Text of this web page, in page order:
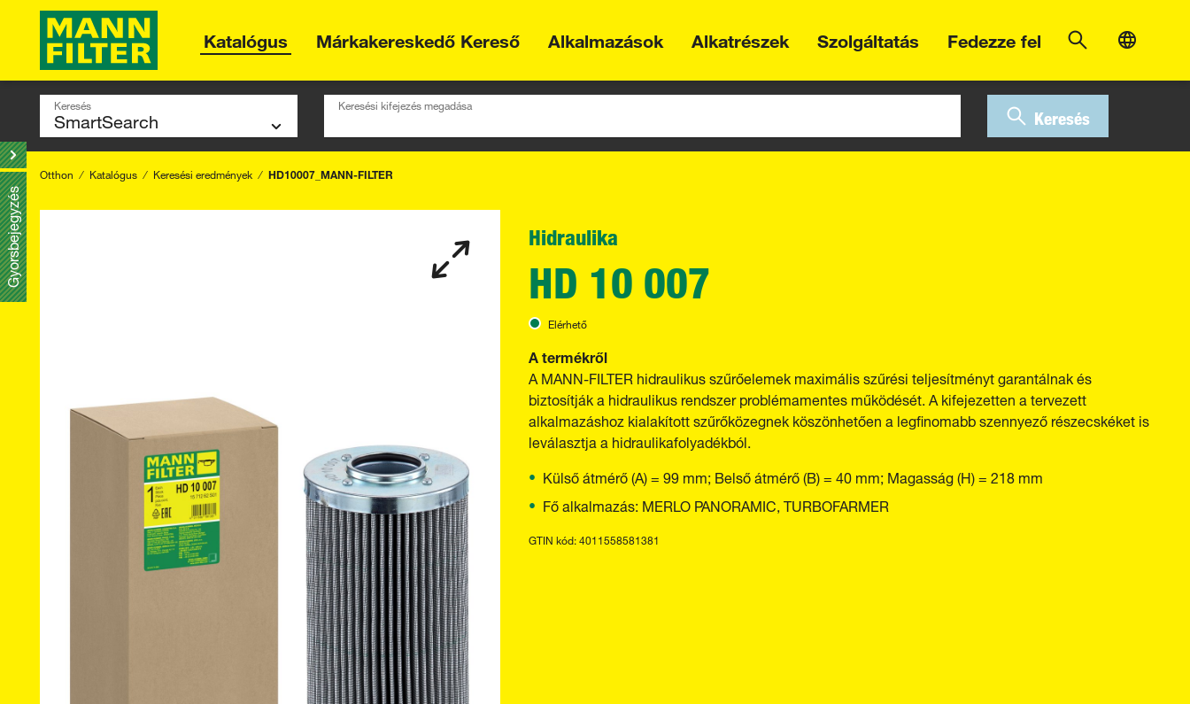
Katalógus Márkakereskedő Kereső Alkalmazások Alkatrészek Szolgáltatás Fedezze fel
Keresés Keresési kifejezés megadása
Keresés
Otthon Katalógus Keresési eredmények HD10007_MANN-FILTER
Hidraulika
HD 10 007
Elérhető
A termékről
A MANN-FILTER hidraulikus szűrőelemek maximális szűrési teljesítményt garantálnak és
biztosítják a hidraulikus rendszer problémamentes működését. A kifejezetten a tervezett
alkalmazáshoz kialakított szűrőközegnek köszönhetően a legfinomabb szennyező részecskéket is
leválasztja a hidraulikafolyadékból.
Külső átmérő (A) = 99 mm; Belső átmérő (B) = 40 mm; Magasság (H) = 218 mm
Fő alkalmazás: MERLO PANORAMIC, TURBOFARMER
GTIN kód: 4011558581381